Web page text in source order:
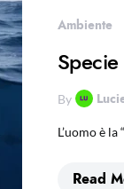
Ambiente
By
L’uomo è
Read